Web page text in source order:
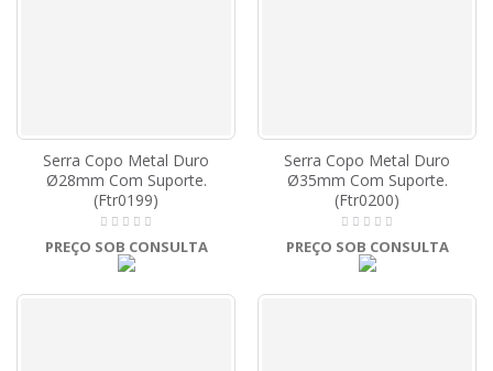
Serra Copo Metal Duro
Ø28mm Com Suporte.
(Ftr0199)
PREÇO SOB CONSULTA
Serra Copo Metal Duro
Ø35mm Com Suporte.
(Ftr0200)
PREÇO SOB CONSULTA